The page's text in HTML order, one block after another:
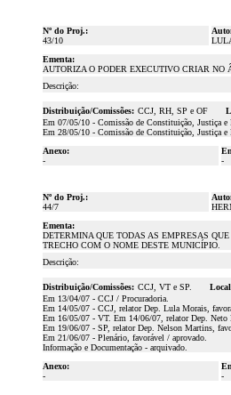
Nº do Proj.:
43/10
Ementa:
AUTORIZA O PODER EXECUTIVO CRIAR NO
Descrição:
Distribuição/Comissões: CCJ, RH, SP e OF
Em 07/05/10 - Comissão de Constituição, Justiça e
Em 28/05/10 - Comissão de Constituição, Justiça e
Anexo:
-
-
Nº do Proj.:
44/7
Ementa:
DETERMINA QUE TODAS AS EMPRESAS
TRECHO COM O NOME DESTE MUNICÍPIO.
Descrição:
Distribuição/Comissões: CCJ, VT e SP.
Em 13/04/07 - CCJ / Procuradoria.
Em 14/05/07 - CCJ, relator Dep. Lula Morais,
Em 16/05/07 - VT. Em 14/06/07, relator Dep. Neto
Em 19/06/07 - SP, relator Dep. Nelson Martins,
Em 21/06/07 - Plenário, favorável / aprovado.
Informação e Documentação - arquivado.
Anexo:
-
-